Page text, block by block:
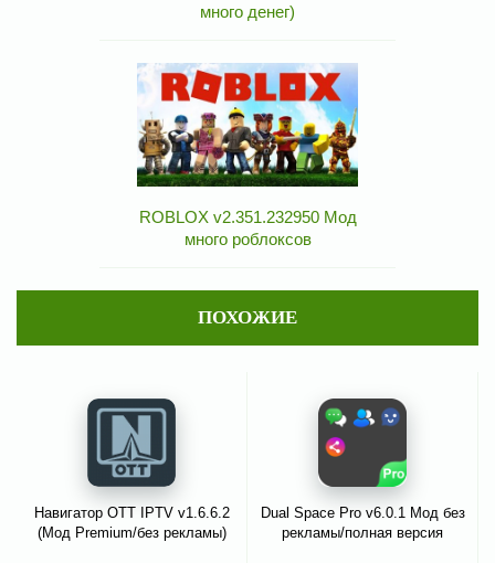
много денег)
ROBLOX v2.351.232950 Мод
много роблоксов
ПОХОЖИЕ
Навигатор OTT IPTV v1.6.6.2
(Мод Premium/без рекламы)
Dual Space Pro v6.0.1 Мод без
рекламы/полная версия